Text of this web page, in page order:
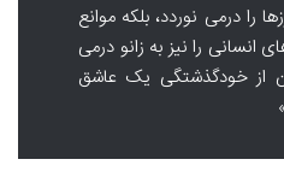
را درمی نوردد، بلکه موانع
را نیز به زانو درمی
از خودگذشتگی یک عاشق